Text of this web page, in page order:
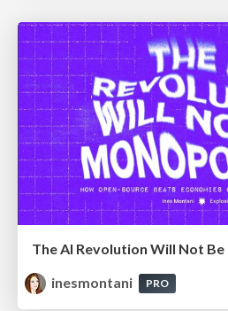
inesmontani
PRO